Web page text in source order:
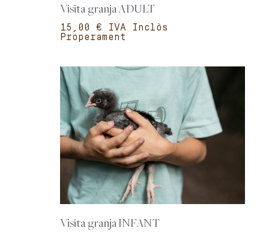
Visita granja ADULT
€
Properament
Visita granja INFANT